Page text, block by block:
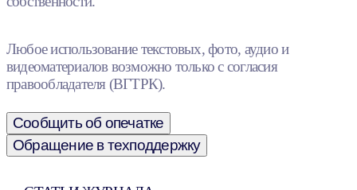
Любое использование текстовых, фото, аудио и
видеоматериалов возможно только с согласия
правообладателя (ВГТРК).
Сообщить об опечатке
Обращение в техподдержку